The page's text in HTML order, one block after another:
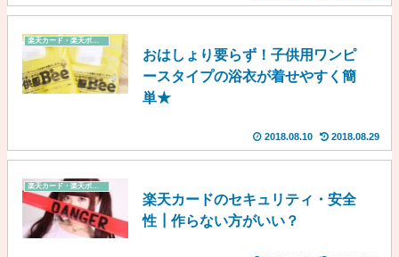
楽天カード・楽天ポイント
おはしょり要らず！子供用ワンピ
ースタイプの浴衣が着せやすく簡
単★
2018.08.10 2018.08.29
楽天カードのセキュリティ・安全
性┃作らない方がいい？